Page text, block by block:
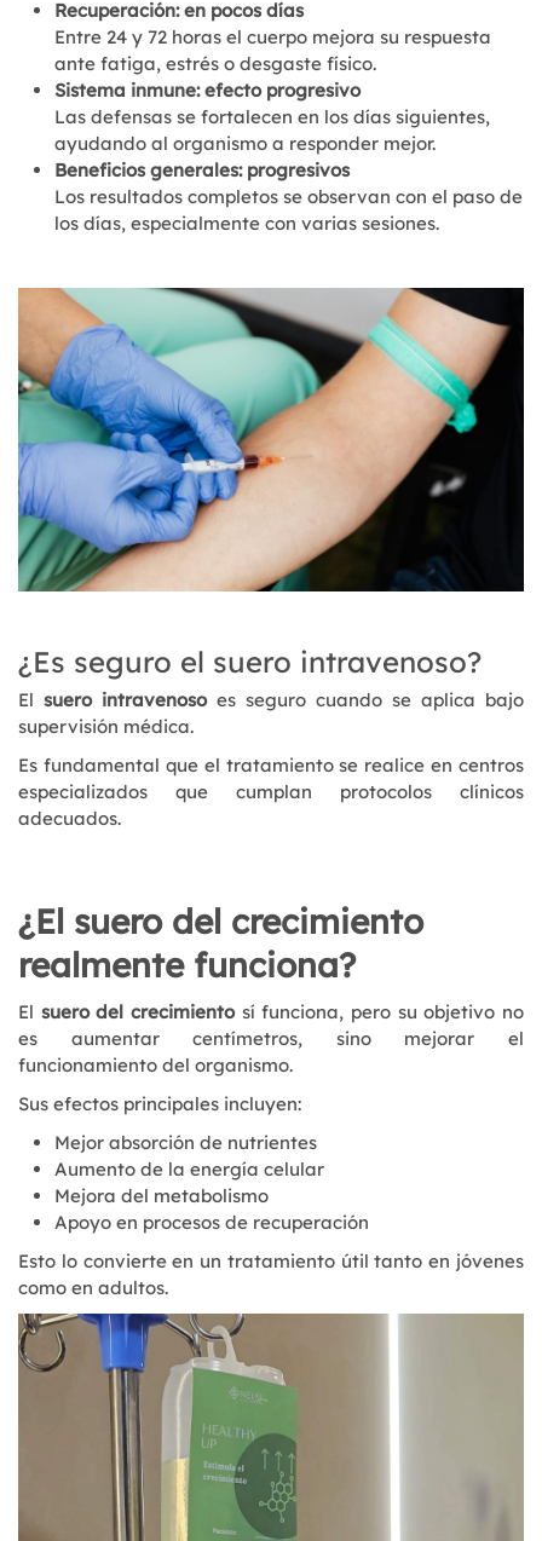
Recuperación: en pocos días
Entre 24 y 72 horas el cuerpo mejora su respuesta
ante fatiga, estrés o desgaste físico.
Sistema inmune: efecto progresivo
Las defensas se fortalecen en los días siguientes,
ayudando al organismo a responder mejor.
Beneficios generales: progresivos
Los resultados completos se observan con el paso de
los días, especialmente con varias sesiones.
¿Es seguro el suero intravenoso?
El suero intravenosoes seguro cuando se aplica bajo
supervisión médica.
Es fundamental que el tratamiento se realice en centros
especializados que cumplan protocolos clínicos
adecuados.
¿El suero del crecimiento
realmente funciona?
El suero del crecimientosí funciona, pero su objetivo no
es aumentar centímetros, sino mejorar el
funcionamiento del organismo.
Sus efectos principales incluyen:
Mejor absorción de nutrientes
Aumento de la energía celular
Mejora del metabolismo
Apoyo en procesos de recuperación
Esto lo convierte en un tratamiento útil tanto en jóvenes
como en adultos.